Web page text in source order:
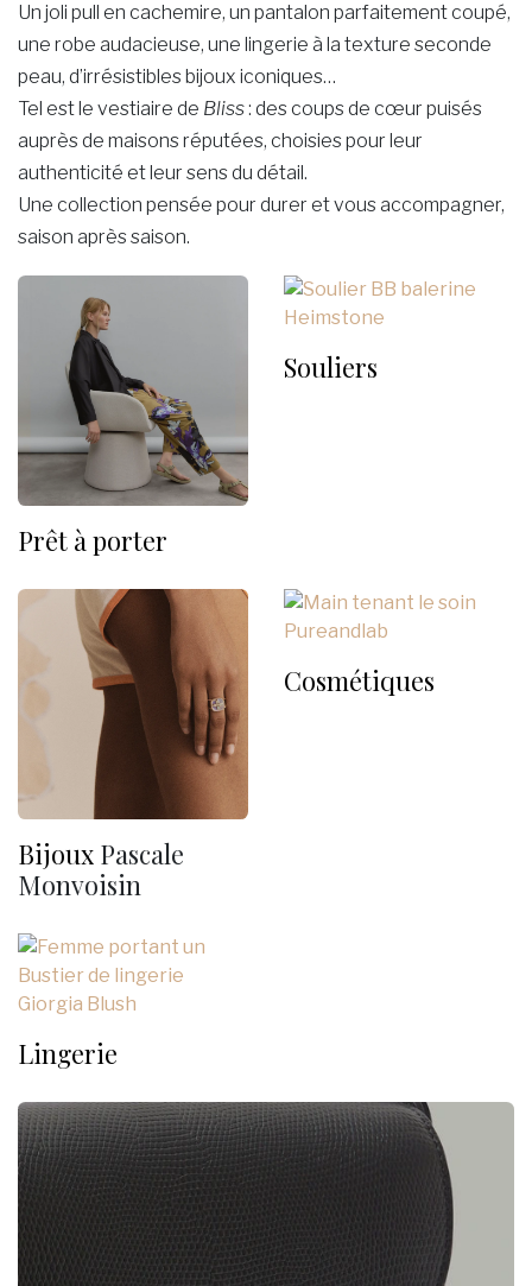
Un joli pull en cachemire, un pantalon parfaitement coupé,
une robe audacieuse, une lingerie à la texture seconde
peau, d’irrésistibles bijoux iconiques…
Tel est le vestiaire de Bliss: des coups de cœur puisés
auprès de maisons réputées, choisies pour leur
authenticité et leur sens du détail.
Une collection pensée pour durer et vous accompagner,
saison après saison.
Prêt à porter
Souliers
Bijoux Pascale
Monvoisin
Cosmétiques
Lingerie